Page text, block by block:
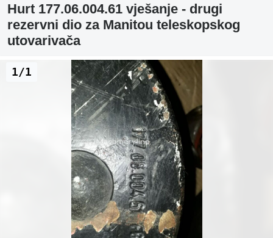
Hurt 177.06.004.61 vješanje - drugi
rezervni dio za Manitou teleskopskog
utovarivača
1/1